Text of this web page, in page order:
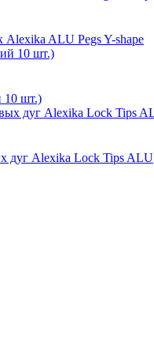
ALU Pegs Y-shape
10 шт.)
дуг Alexika Lock Tips ALU